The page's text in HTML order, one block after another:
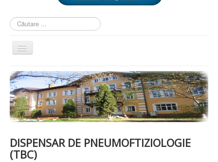
Căutare
...
Comută
navigarea
PREZENTARE
PREZENTARE SPITAL
ISTORIE
ACREDITĂRI/CERTIFICĂRI
CERTIFICAT ACREDITARE SPITAL
STRUCTURA SPITALULUI
SECŢIA OBSTETRICĂ GINECOLOGIE
SECŢIA CHIRURGIE
DISPENSAR DE PNEUMOFTIZIOLOGIE
(TBC)